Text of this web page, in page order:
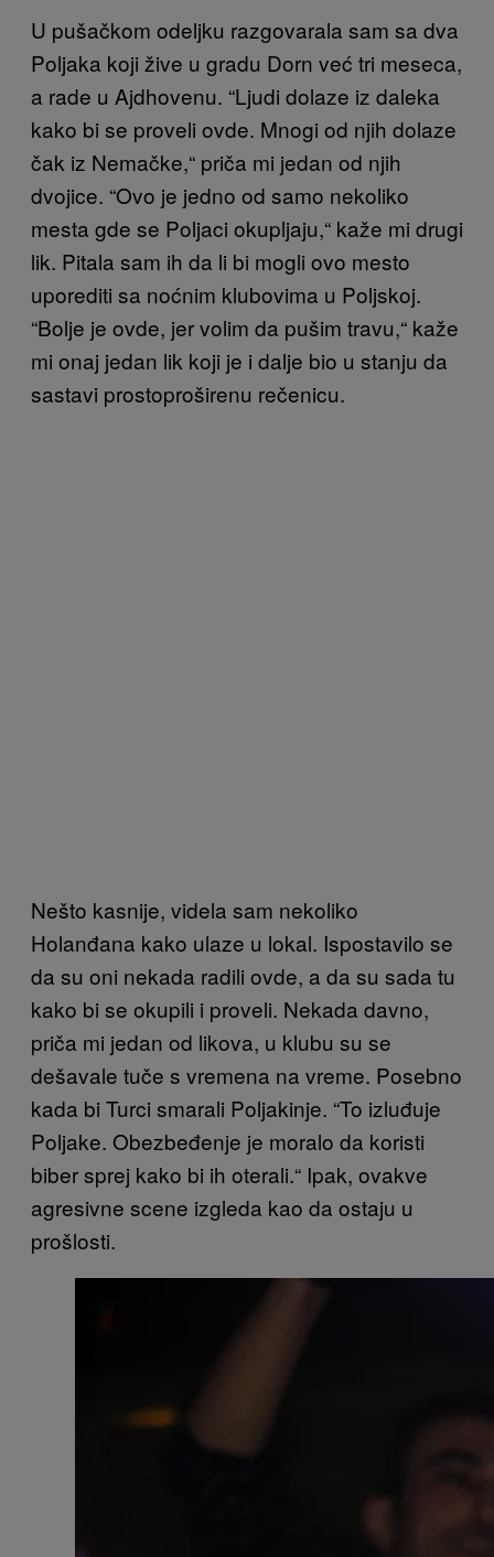
U pušačkom odeljku razgovarala sam sa dva
Poljaka koji žive u gradu Dorn već tri meseca,
a rade u Ajdhovenu. “Ljudi dolaze iz daleka
kako bi se proveli ovde. Mnogi od njih dolaze
čak iz Nemačke,“ priča mi jedan od njih
dvojice. “Ovo je jedno od samo nekoliko
mesta gde se Poljaci okupljaju,“ kaže mi drugi
lik. Pitala sam ih da li bi mogli ovo mesto
uporediti sa noćnim klubovima u Poljskoj.
“Bolje je ovde, jer volim da pušim travu,“ kaže
mi onaj jedan lik koji je i dalje bio u stanju da
sastavi prostoproširenu rečenicu.
Nešto kasnije, videla sam nekoliko
Holanđana kako ulaze u lokal. Ispostavilo se
da su oni nekada radili ovde, a da su sada tu
kako bi se okupili i proveli. Nekada davno,
priča mi jedan od likova, u klubu su se
dešavale tuče s vremena na vreme. Posebno
kada bi Turci smarali Poljakinje. “To izluđuje
Poljake. Obezbeđenje je moralo da koristi
biber sprej kako bi ih oterali.“ Ipak, ovakve
agresivne scene izgleda kao da ostaju u
prošlosti.